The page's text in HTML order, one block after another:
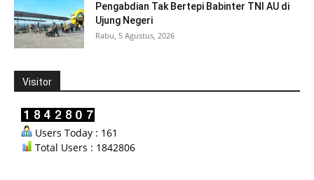
Pengabdian Tak Bertepi Babinter TNI AU di
Ujung Negeri
Rabu, 5 Agustus, 2026
Visitor
Users Today : 161
Total Users : 1842806